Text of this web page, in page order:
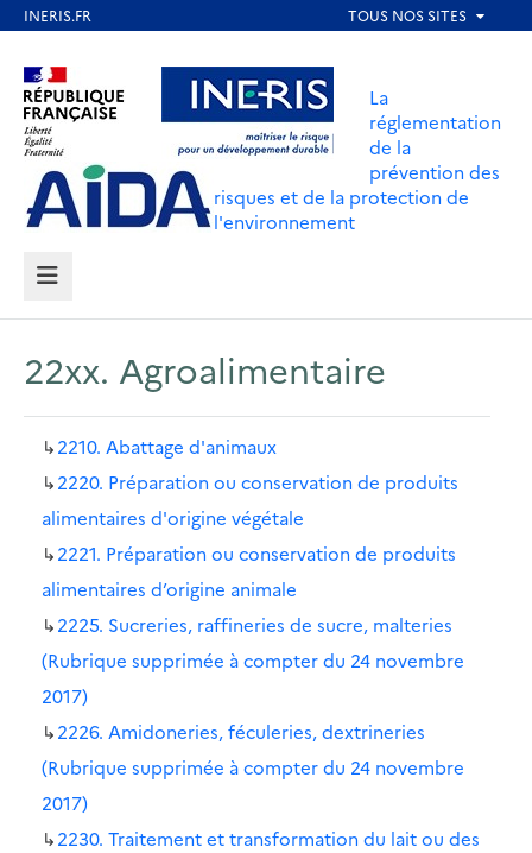
contenu
principal
Aller au contenu Aller au menu
Aller au pied de page
La
réglementation
de la
prévention des
risques et de la protection de
l'environnement
MENU
22xx. Agroalimentaire
↳2210. Abattage d'animaux
↳2220. Préparation ou conservation de produits
alimentaires d'origine végétale
↳2221. Préparation ou conservation de produits
alimentaires d’origine animale
↳2225. Sucreries, raffineries de sucre, malteries
(Rubrique supprimée à compter du 24 novembre
2017)
↳2226. Amidoneries, féculeries, dextrineries
(Rubrique supprimée à compter du 24 novembre
2017)
↳2230. Traitement et transformation du lait ou des